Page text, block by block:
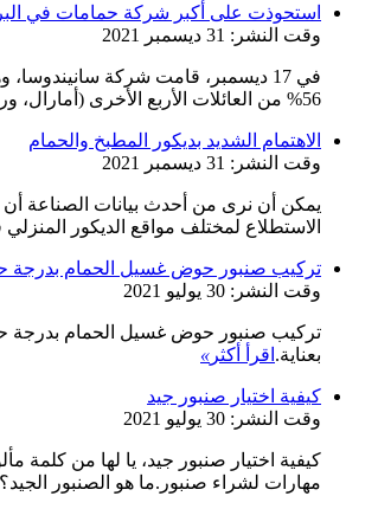
استحوذت على أكبر شركة حمامات في
وقت النشر: 31 ديسمبر 2021
في 17 ديسمبر، قامت شركة
56% من العائلات الأربع الأخرى (أمارال، ورودريجيز، وسيلفا، وريبيرو) من خلال شركة s Zero ceramicas de Portugal.ص...
الاهتمام الشديد بديكور المطبخ والحمام
وقت النشر: 31 ديسمبر 2021
يمكن أن نرى من أحدث بيانات الصناعة أن
الاستطلاع لمختلف مواقع الديكور
تركيب صنبور حوض غسيل الحمام بدرجة
وقت النشر: 30 يوليو 2021
بعناية. اقرأ أكثر »
كيفية اختيار صنبور جيد
وقت النشر: 30 يوليو 2021
كيفية اختيار صنبور جيد، يا لها من كلمة
مهارات لشراء صنبور.ما هو الصنبور